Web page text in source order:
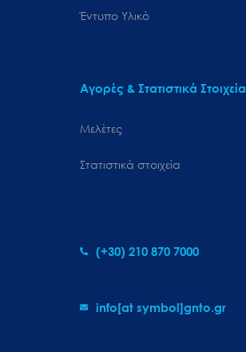
Έντυπο Υλικό
Αγορές & Στατιστικά Στοιχεία
Μελέτες
Στατιστικά στοιχεία
(+30) 210 870 7000
info[at symbol]gnto.gr